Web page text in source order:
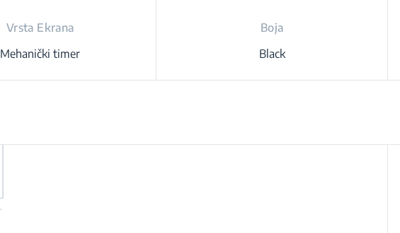
Vrsta Ekrana
Mehanički timer
Boja
Black